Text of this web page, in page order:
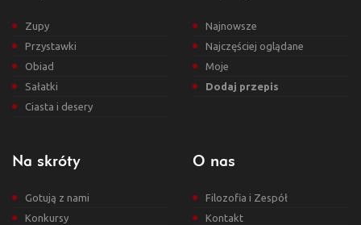
Zupy
Przystawki
Obiad
Sałatki
Ciasta i desery
Najnowsze
Najczęściej oglądane
Moje
Dodaj przepis
Na skróty
Gotują z nami
Konkursy
O nas
Filozofia i Zespół
Kontakt